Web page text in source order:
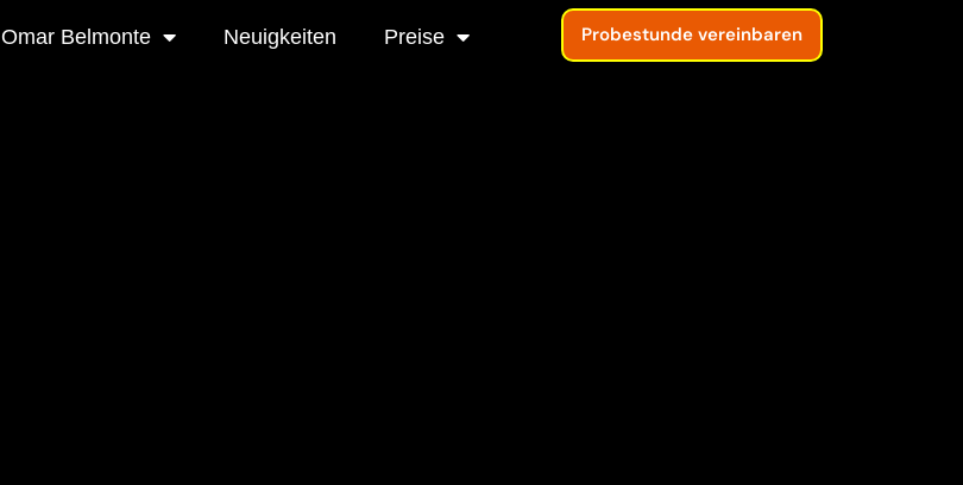
Omar Belmonte Neuigkeiten Preise Probestunde vereinbaren